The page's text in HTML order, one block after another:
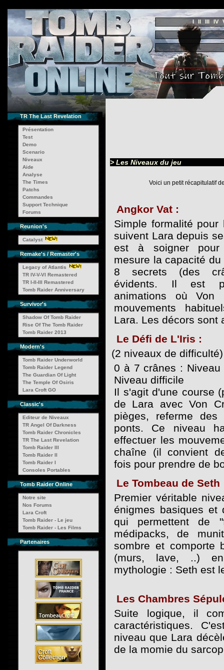
I II III IV
TR The Last Revelation
Présentation
Test
Demo
Scenario
Niveaux
Aide
Analyse
The Times
Patchs
Commandes
Support Technique
Forums
Reunion's
Catalyst
Remake's / Remaster's
Legacy of Atlantis
TR IV-V-VI Remastered
TR I-II-III Remastered
Tomb Raider Anniversary
Survivor's
Shadow Of Tomb Raider
Rise Of The Tomb Raider
Tomb Raider 2013
Modern's
Tomb Raider Underworld
Tomb Raider Legend
The Guardian Of Light
The Temple Of Osiris
Lara Croft GO
Classic's
Editeur de Niveaux
TR Angel Of Darkness
Tomb Raider Chronicles
TR The Last Revelation
Tomb Raider III
Tomb Raider II
Tomb Raider I
Consoles Portables
Tomb Raider Online
Notre site
Nos Forums
Lara Croft
Tomb Raider - Le jeu
Tomb Raider - Les Films
Partenaires
> Les Niveaux du jeu
Voici un petit récapitulatif
Angkor Vat :
Simple formalité
suivent Lara depuis
est à soigner
mesure la capacité
8 secrets (des
évidents. Il est
animations où Von
mouvements
Lara. Les décors sont
Le Défi de L'Iris :
(2 niveaux de difficulté)
0 à 7 crânes :
Niveau difficile
Il s'agit d'une course
de Lara avec Von
pièges, referme
ponts. Ce niveau
effectuer les
chaîne (il convient
fois pour prendre de
Le Tombeau de Seth
Premier véritable
énigmes basiques et
qui permettent de
médipacks, de
sombre et comporte
(murs, lave, ..)
mythologie : Seth est
Les Chambres
Suite logique, il
caractéristiques.
niveau que Lara
de la momie du